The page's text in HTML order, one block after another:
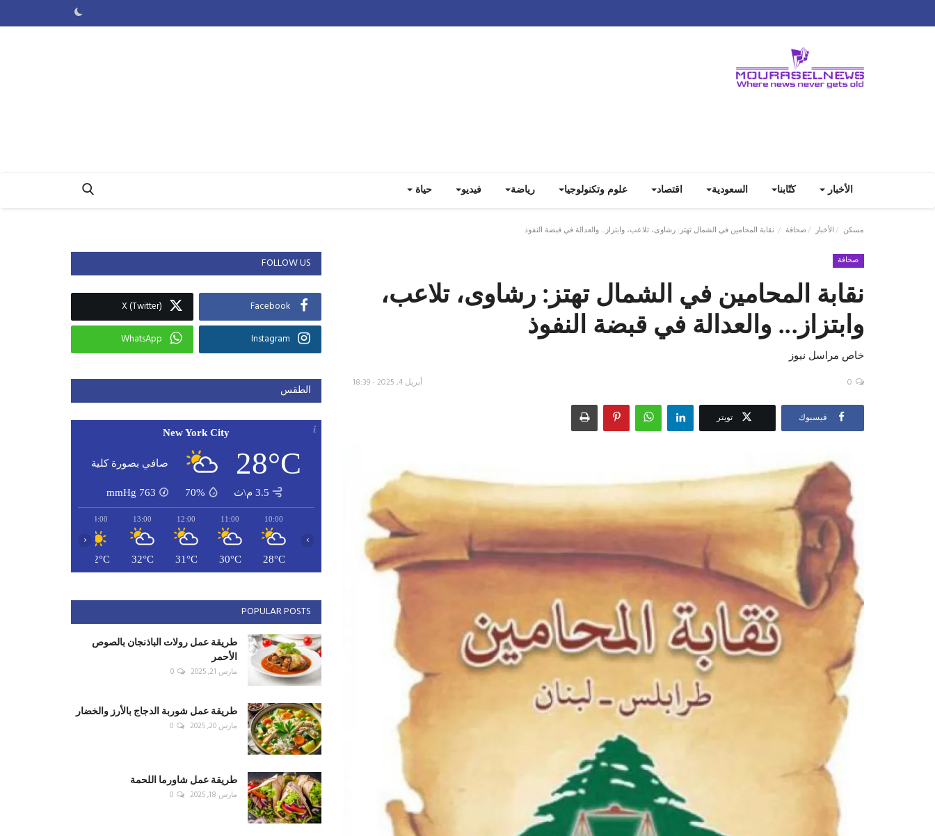
الأخبار كتّابنا السعودية اقتصاد علوم وتكنولوجيا رياضة فيديو حياة
مسكن الأخبار صحافة نقابة المحامين في الشمال تهتز: رشاوى، تلاعب، وابتزاز... والعدالة في قبضة النفوذ
صحافة
نقابة المحامين في الشمال تهتز: رشاوى، تلاعب،
وابتزاز... والعدالة في قبضة النفوذ
خاص مراسل نيوز
أبريل 4, 2025 - 18:39 0
فيسبوك تويتر
FOLLOW US
Facebook
X (Twitter)
Instagram
WhatsApp
الطقس
New York City
28°C صافي بصورة كلية
3.5 م\ث 70%
763
mmHg
10:00
28°C
11:00
30°C
12:00
31°C
13:00
32°C
14:00
32°C
‹ ›
POPULAR POSTS
طريقة عمل رولات الباذنجان بالصوص
الأحمر
مارس 21, 2025 0
طريقة عمل شوربة الدجاج بالأرز والخضار
مارس 20, 2025 0
طريقة عمل شاورما اللحمة
مارس 18, 2025 0